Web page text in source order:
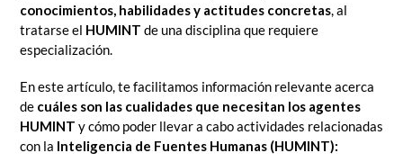
conocimientos, habilidades y actitudes concretas, al
tratarse el HUMINT de una disciplina que requiere
especialización.
En este artículo, te facilitamos información relevante acerca
de cuáles son las cualidades que necesitan los agentes
HUMINT y cómo poder llevar a cabo actividades relacionadas
con la Inteligencia de Fuentes Humanas (HUMINT):